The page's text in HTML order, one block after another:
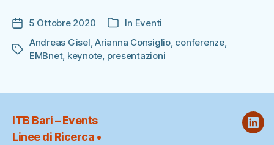
Data
dell'articolo
5 Ottobre 2020 Categorie
In Eventi
Tag
Andreas Gisel ,Arianna Consiglio, conferenze,
EMBnet, keynote presentazioni
ITB Bari – Events
Linee di Ricerca •
ITB